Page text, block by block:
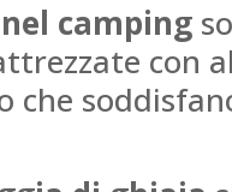
camping
con
che